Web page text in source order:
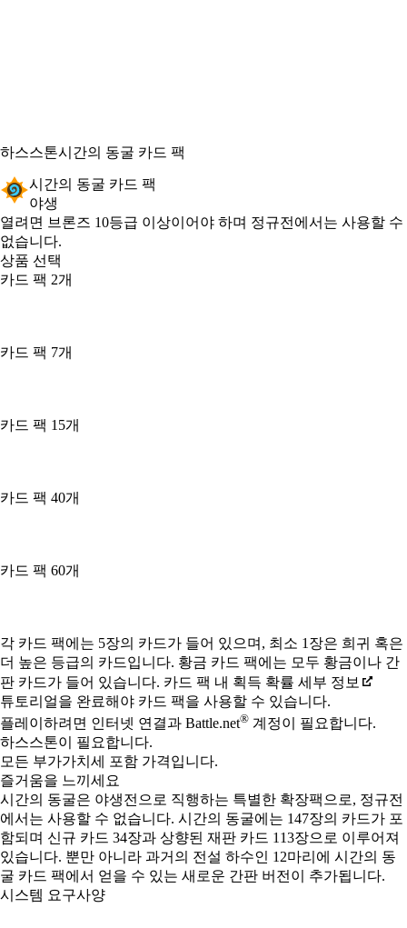
하스스톤시간의 동굴 카드 팩
시간의 동굴 카드 팩
야생
Product Notification
열려면 브론즈 10등급 이상이어야 하며 정규전에서는 사용할 수
없습니다.
상품 선택
카드 팩 2개
카드 팩 7개
카드 팩 15개
카드 팩 40개
카드 팩 60개
Available actions
각 카드 팩에는 5장의 카드가 들어 있으며, 최소 1장은 희귀 혹은
더 높은 등급의 카드입니다. 황금 카드 팩에는 모두 황금이나 간
판 카드가 들어 있습니다. 카드 팩 내 획득 확률 세부 정보
튜토리얼을 완료해야 카드 팩을 사용할 수 있습니다.
플레이하려면 인터넷 연결과 Battle.net® 계정이 필요합니다.
하스스톤이 필요합니다.
모든 부가가치세 포함 가격입니다.
즐거움을 느끼세요
시간의 동굴은 야생전으로 직행하는 특별한 확장팩으로, 정규전
에서는 사용할 수 없습니다. 시간의 동굴에는 147장의 카드가 포
함되며 신규 카드 34장과 상향된 재판 카드 113장으로 이루어져
있습니다. 뿐만 아니라 과거의 전설 하수인 12마리에 시간의 동
굴 카드 팩에서 얻을 수 있는 새로운 간판 버전이 추가됩니다.
시스템 요구사양